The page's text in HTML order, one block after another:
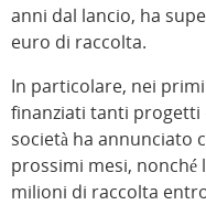
anni dal lancio, ha
euro di raccolta.
In particolare, nei
finanziati tanti progetti
società ha annunciato
prossimi mesi,
milioni di raccolta